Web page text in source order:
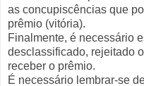
as concupiscências que
prêmio (vitória).
Finalmente, é necessário
desclassificado, rejeitado
receber o prêmio.
É necessário lembrar-se